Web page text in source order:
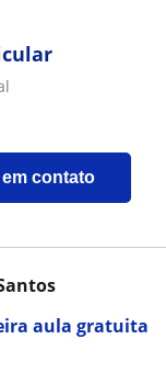
em contato
aula gratuita